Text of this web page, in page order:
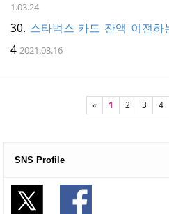
1.03.24
스타벅스 카드 잔액 이전
4 2021.03.16
« 1 2 3 4
SNS Profile